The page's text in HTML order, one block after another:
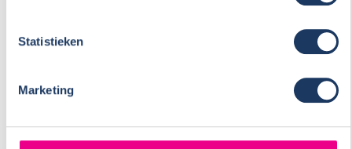
Statistieken
Marketing